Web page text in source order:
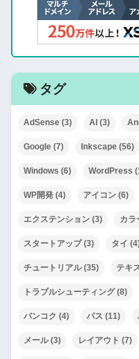
タグ
AdSense (3) AI (3)
Google (7) Inkscape (56)
Windows (6) WordPress
WP開発 (4) アイコン (6)
エクステンション (3) カラ
スタートアップ(3) タイ
チュートリアル(35) テキ
トラブルシューティング(8)
バンコク (4) パス (11)
メール(3) レイアウト (7)